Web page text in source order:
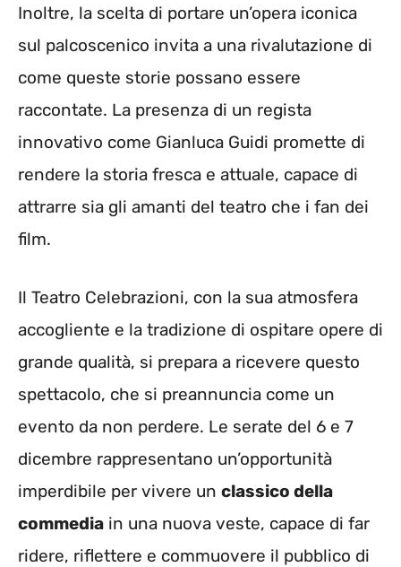
Inoltre, la scelta di portare un’opera iconica
sul palcoscenico invita a una rivalutazione di
come queste storie possano essere
raccontate. La presenza di un regista
innovativo come Gianluca Guidi promette di
rendere la storia fresca e attuale, capace di
attrarre sia gli amanti del teatro che i fan dei
film.
Il Teatro Celebrazioni, con la sua atmosfera
accogliente e la tradizione di ospitare opere di
grande qualità, si prepara a ricevere questo
spettacolo, che si preannuncia come un
evento da non perdere. Le serate del 6 e 7
dicembre rappresentano un’opportunità
imperdibile per vivere un classico della
commedia in una nuova veste, capace di far
ridere, riflettere e commuovere il pubblico di